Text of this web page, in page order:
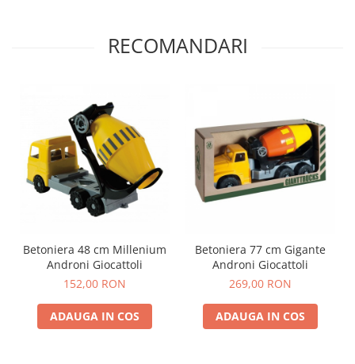
RECOMANDARI
Betoniera 48 cm Millenium
Androni Giocattoli
152,00 RON
ADAUGA IN COS
Betoniera 77 cm Gigante
Androni Giocattoli
269,00 RON
ADAUGA IN COS